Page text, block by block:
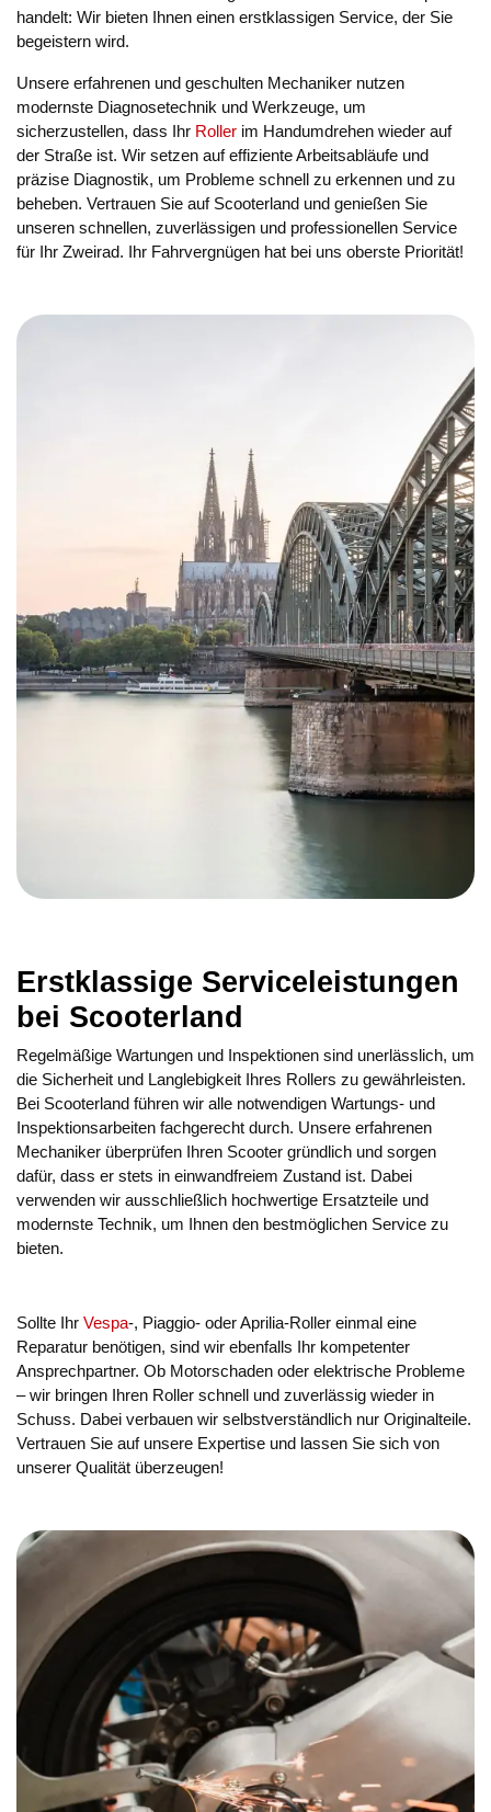
handelt: Wir bieten Ihnen einen erstklassigen Service, der Sie
begeistern wird.
Unsere erfahrenen und geschulten Mechaniker nutzen
modernste Diagnosetechnik und Werkzeuge, um
sicherzustellen, dass Ihr Roller im Handumdrehen wieder auf
der Straße ist. Wir setzen auf effiziente Arbeitsabläufe und
präzise Diagnostik, um Probleme schnell zu erkennen und zu
beheben. Vertrauen Sie auf Scooterland und genießen Sie
unseren schnellen, zuverlässigen und professionellen Service
für Ihr Zweirad. Ihr Fahrvergnügen hat bei uns oberste Priorität!
Erstklassige Serviceleistungen
bei Scooterland
Regelmäßige Wartungen und Inspektionen sind unerlässlich, um
die Sicherheit und Langlebigkeit Ihres Rollers zu gewährleisten.
Bei Scooterland führen wir alle notwendigen Wartungs- und
Inspektionsarbeiten fachgerecht durch. Unsere erfahrenen
Mechaniker überprüfen Ihren Scooter gründlich und sorgen
dafür, dass er stets in einwandfreiem Zustand ist. Dabei
verwenden wir ausschließlich hochwertige Ersatzteile und
modernste Technik, um Ihnen den bestmöglichen Service zu
bieten.
Sollte Ihr Vespa-, Piaggio- oder Aprilia-Roller einmal eine
Reparatur benötigen, sind wir ebenfalls Ihr kompetenter
Ansprechpartner. Ob Motorschaden oder elektrische Probleme
– wir bringen Ihren Roller schnell und zuverlässig wieder in
Schuss. Dabei verbauen wir selbstverständlich nur Originalteile.
Vertrauen Sie auf unsere Expertise und lassen Sie sich von
unserer Qualität überzeugen!